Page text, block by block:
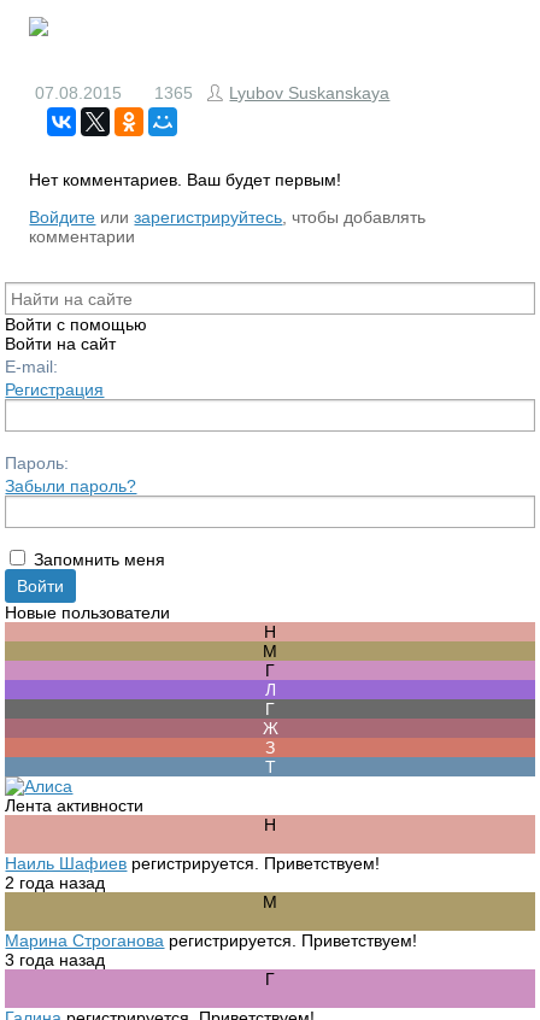
07.08.2015 1365 Lyubov Suskanskaya
Нет комментариев. Ваш будет первым!
Войдите илизарегистрируйтесь , чтобы добавлять
комментарии
Войти с помощью
Войти на сайт
E-mail:
Регистрация
Пароль:
Забыли пароль?
Запомнить меня
Новые пользователи
Лента активности
Наиль Шафиев регистрируется. Приветствуем!
2 года назад
Марина Строганова регистрируется. Приветствуем!
3 года назад